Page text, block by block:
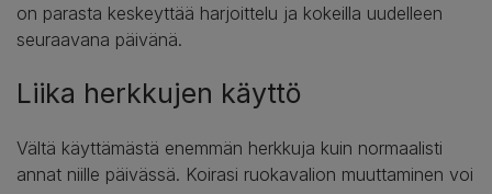
on parasta keskeyttää harjoittelu ja kokeilla uudelleen
seuraavana päivänä.
Liika herkkujen käyttö
Vältä käyttämästä enemmän herkkuja kuin normaalisti
annat niille päivässä. Koirasi ruokavalion muuttaminen voi